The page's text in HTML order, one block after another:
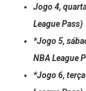
Jogo 4,
League Pass)
*Jogo 5,
NBA League
*Jogo 6,